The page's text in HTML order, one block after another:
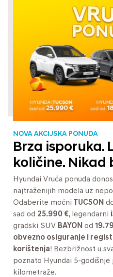
NOVA AKCIJSKA PONUDA
Brza isporuka.
količine. Nikad
Hyundai Vruća ponuda
najtraženijih modela uz
Odaberite moćni TUCSON
sad od 25.990 €, legendarni
gradski SUV BAYON od
obvezno osiguranje i
korištenja! Bezbrižnost u
poznato Hyundai 5-
kilometraže.